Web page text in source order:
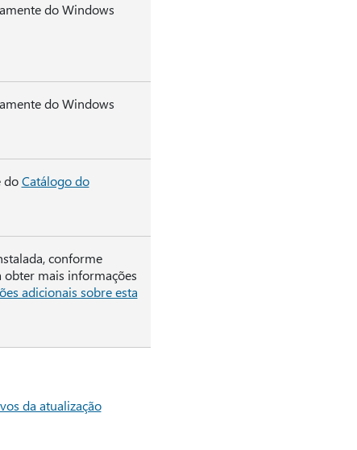
do Windows
do Windows
doCatálogo do
conforme
obter mais informações
adicionais sobre esta
da atualização